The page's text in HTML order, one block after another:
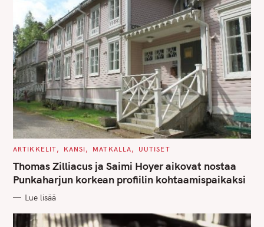
C
T
E
G
O
I
S
ARTIKKELIT KANSI MATKALLA UUTISET
Thomas Zilliacus ja Saimi Hoyer aikovat nostaa
Punkaharjun korkean profiilin kohtaamispaikaksi
Lue lisää